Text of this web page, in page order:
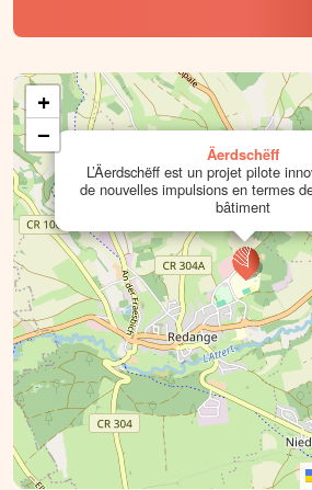
Äerdschëff
L’Äerdschëff est un projet pilote
de nouvelles impulsions en termes
bâtiment
+
−